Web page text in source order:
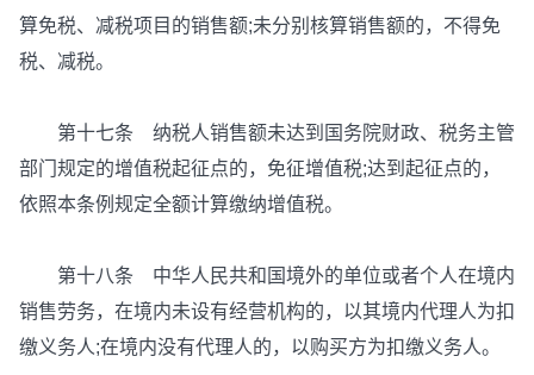
算免税、减税项目的销售额;未分别核算销售额的，不得免
税、减税。
第十七条 纳税人销售额未达到国务院财政、税务主管
部门规定的增值税起征点的，免征增值税;达到起征点的，
依照本条例规定全额计算缴纳增值税。
第十八条 中华人民共和国境外的单位或者个人在境内
销售劳务，在境内未设有经营机构的，以其境内代理人为扣
缴义务人;在境内没有代理人的，以购买方为扣缴义务人。